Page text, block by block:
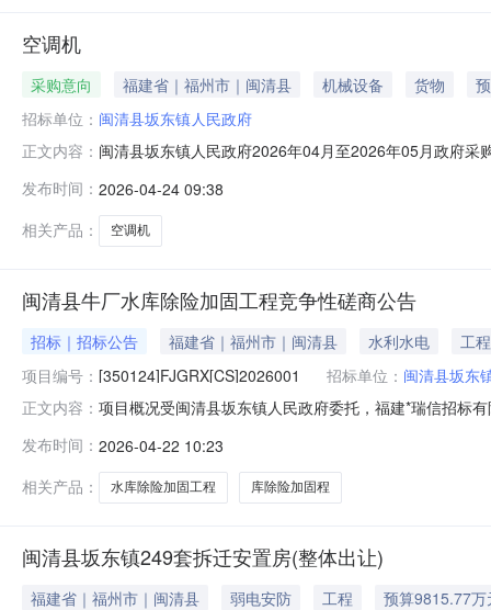
空调机
采购意向 福建省｜福州市｜闽清县 机械设备 货物
招标单位： 闽清县坂东镇人民政府
正文内容： 闽清县坂东镇人民政府2026年04月至2026年05月政府
的要求:办公需求预计采购时间：2026-05备注：无本次
发布时间： 2026-04-24 09:38
相关产品：
空调机
闽清县牛厂水库除险加固工程竞争性磋商公告
招标｜招标公告 福建省｜福州市｜闽清县 水利水电
工程
项目编号： [350124]FJGRX[CS]2026001 招标单位： 闽清县坂东
正文内容： 项目概况受闽清县坂东镇人民政府委托，福建*瑞信招标
日09时30分00秒（北京时间）前递交响应文件。一、项
发布时间： 2026-04-22 10:23
相关产品：
水库除险加固工程 库除险加固程
闽清县坂东镇249套拆迁安置房(整体出让)
福建省｜福州市｜闽清县 弱电安防 工程
预算9815.77万